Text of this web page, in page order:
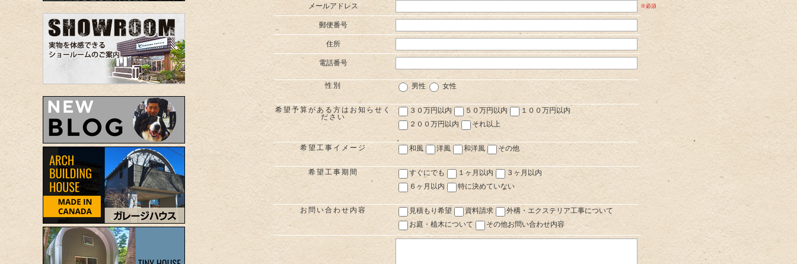
メールアドレス ※必須
郵便番号
住所
電話番号
性別 男性 女性
希望予算がある方はお知らせく
ださい
３０万円以内 ５０万円以内
１００万円以内
２００万円以内
それ以上
希望工事イメージ 和風 洋風 和洋風 その他
希望工事期間 すぐにでも １ヶ月以内
３ヶ月以内
６ヶ月以内
特に決めていない
お問い合わせ内容 見積もり希望 資料請求
外構・エクステリア工事について
お庭・植木について
その他お問い合わせ内容